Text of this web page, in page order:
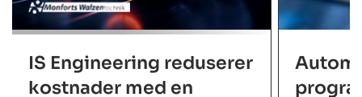
IS Engineering reduserer
kostnader med en